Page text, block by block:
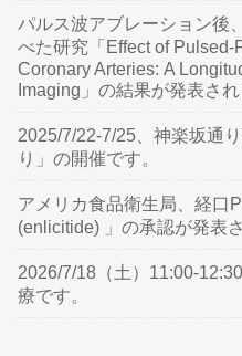
パルス波アブレーション後
べた研究「Effect of
Coronary Arteries: A
Imaging」の結果が発表され
2025/7/22-7/25、神楽坂通
り」の開催です。
アメリカ食品衛生局、経口
(enlicitide) 」の承認が発表
2026/7/18（土）11:00-
療です。